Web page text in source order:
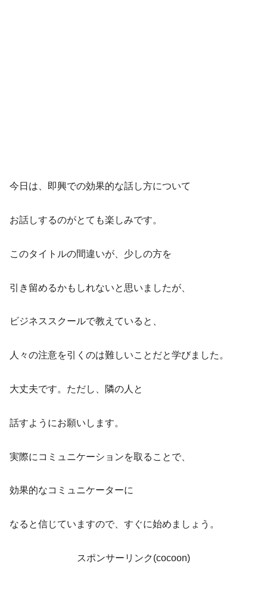
今日は、即興での効果的な話し方について
お話しするのがとても楽しみです。
このタイトルの間違いが、少しの方を
引き留めるかもしれないと思いましたが、
ビジネススクールで教えていると、
人々の注意を引くのは難しいことだと学びました。
大丈夫です。ただし、隣の人と
話すようにお願いします。
実際にコミュニケーションを取ることで、
効果的なコミュニケーターに
なると信じていますので、すぐに始めましょう。
スポンサーリンク(cocoon)